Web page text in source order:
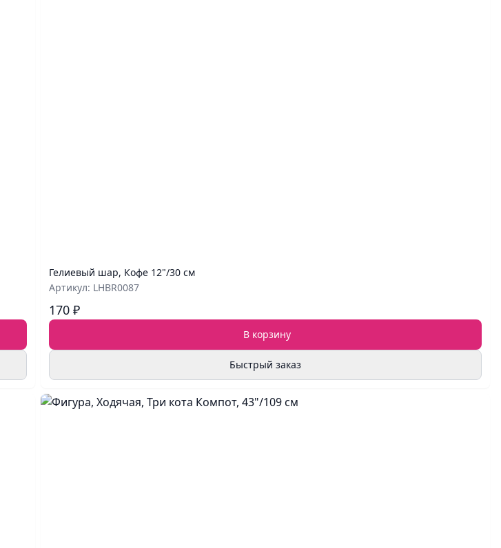
Гелиевый шар, Кофе 12"/30 см
Артикул: LHBR0087
170 ₽
В корзину
Быстрый заказ